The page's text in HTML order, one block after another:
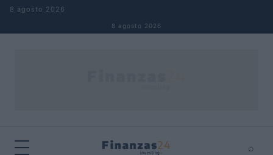
Saltar al contenido
8 agosto 2026
8 agosto 2026
⌕